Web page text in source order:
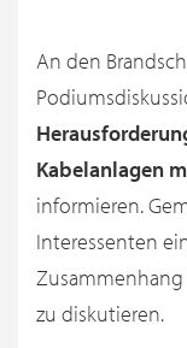
An den
Kabelanlagen
informieren.
Interessenten
zu diskutieren.